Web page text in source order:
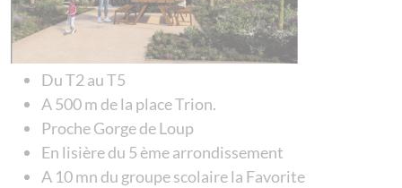
Du T2 au T5
A 500 m de la place Trion.
Proche Gorge de Loup
En lisière du 5 ème arrondissement
A 10 mn du groupe scolaire la Favorite